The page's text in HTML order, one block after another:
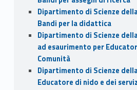
Dipartimento di Scienze
Bandi per la didattica
Dipartimento di Scienze
ad esaurimento per
Comunità
Dipartimento di Scienze
Educatore di nido e dei